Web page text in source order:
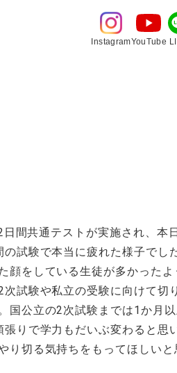
InstagramYouTube
間共通テストが実施され、本
試験で本当に疲れた様子でし
顔をしている生徒が多かったよ
次試験や私立の受験に向けて切
国公立の2次試験までは1か月
りで学力もだいぶ変わると思
り切る気持ちをもってほしいと